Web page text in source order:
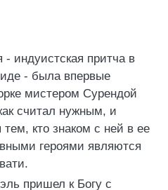
индуистская притча в
- была впервые
мистером Сурендой
считал нужным, и
кто знаком с ней в ее
героями являются
пришел к Богу с